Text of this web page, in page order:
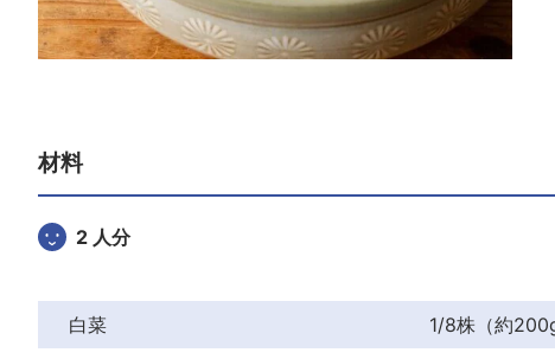
材料
2 人分
白菜
1/8株（約200g